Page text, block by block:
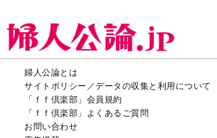
婦人公論とは
サイトポリシー／データの収集と利用について
「ｆｆ倶楽部」会員規約
「ｆｆ倶楽部」よくあるご質問
お問い合わせ